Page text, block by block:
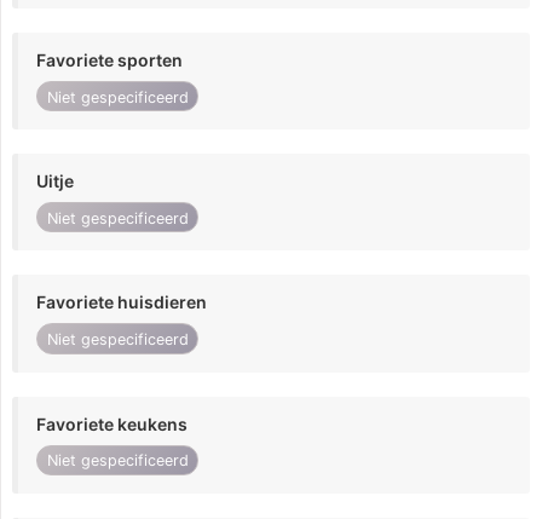
Favoriete sporten
Niet gespecificeerd
Uitje
Niet gespecificeerd
Favoriete huisdieren
Niet gespecificeerd
Favoriete keukens
Niet gespecificeerd